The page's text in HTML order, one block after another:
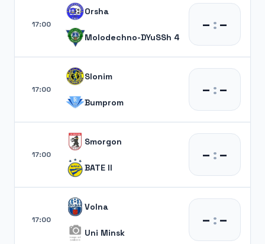
17:00
Orsha
Molodechno-DYuSSh 4
– :–
17:00
Slonim
Bumprom
– :–
17:00
Smorgon
BATE II
– :–
17:00
Volna
Uni Minsk
– :–